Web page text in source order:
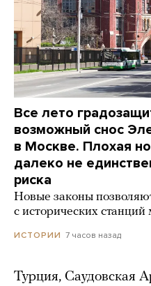
Все лето
возможный снос
в Москве. Плохая
далеко не
риска
Новые законы
с исторических станций
ИСТОРИИ 7 часов назад
Турция, Саудовская